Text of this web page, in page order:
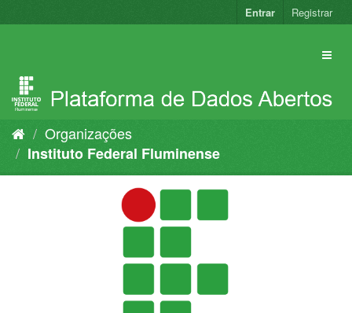
para
Entrar Registrar
Organizações
Instituto Federal Fluminense